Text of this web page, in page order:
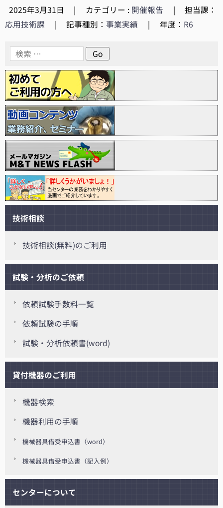
2025年3月31日 | カテゴリー : 開催報告 |
担当課：
応用技術課
| 記事種別：事業実績 | 年度： R6
技術相談
技術相談(無料)のご利用
試験・分析のご依頼
依頼試験手数料一覧
依頼試験の手順
試験・分析依頼書(word)
貸付機器のご利用
機器検索
機器利用の手順
機械器具借受申込書（word）
機械器具借受申込書（記入例）
センターについて